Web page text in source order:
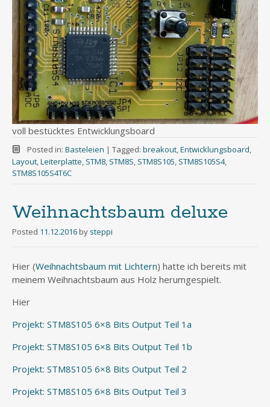
voll bestücktes Entwicklungsboard
Posted in: Basteleien | Tagged: breakout,Entwicklungsboard,
Layout,Leiterplatte, STM8, STM8S, STM8S105, STM8S105S4,
STM8S105S4T6C
Weihnachtsbaum deluxe
Posted 11.12.2016 by steppi
Hier (Weihnachtsbaum mit Lichtern) hatte ich bereits mit
meinem Weihnachtsbaum aus Holz herumgespielt.
Hier
Projekt: STM8S105 6×8 Bits Output Teil 1a
Projekt: STM8S105 6×8 Bits Output Teil 1b
Projekt: STM8S105 6×8 Bits Output Teil 2
Projekt: STM8S105 6×8 Bits Output Teil 3